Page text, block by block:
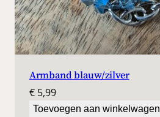
Armband blauw/zilver
€ 5,99
Toevoegen aan winkelwagen